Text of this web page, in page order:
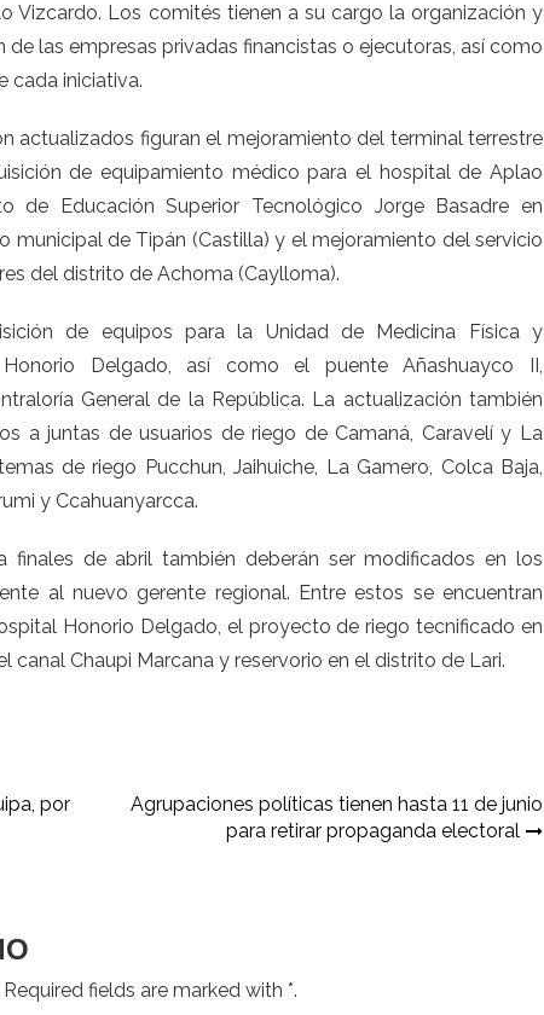
Vizcardo. Los comités tienen a su cargo la organización y
las empresas privadas financistas o ejecutoras, así como
cada iniciativa.
actualizados figuran el mejoramiento del terminal terrestre
de equipamiento médico para el hospital de Aplao
de Educación Superior Tecnológico Jorge Basadre en
municipal de Tipán (Castilla) y el mejoramiento del servicio
del distrito de Achoma (Caylloma).
de equipos para la Unidad de Medicina Física y
Delgado, así como el puente Añashuayco II,
General de la República. La actualización también
a juntas de usuarios de riego de Camaná, Caravelí y La
de riego Pucchun, Jaihuiche, La Gamero, Colca Baja,
y Ccahuanyarcca.
finales de abril también deberán ser modificados en los
al nuevo gerente regional. Entre estos se encuentran
Honorio Delgado, el proyecto de riego tecnificado en
canal Chaupi Marcana y reservorio en el distrito de Lari.
por
Agrupaciones políticas tienen hasta 11 de junio
para retirar propaganda electoral
fields are marked with *.